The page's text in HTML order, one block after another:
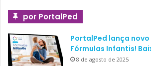
por PortalPed
PortalPed lança
Fórmulas Infantis!
8 de agosto de 2025